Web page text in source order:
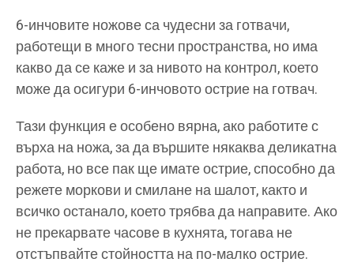
6-инчовите ножове са чудесни за готвачи,
работещи в много тесни пространства, но има
какво да се каже и за нивото на контрол, което
може да осигури 6-инчовото острие на готвач.
Тази функция е особено вярна, ако работите с
върха на ножа, за да вършите някаква деликатна
работа, но все пак ще имате острие, способно да
режете моркови и смилане на шалот, както и
всичко останало, което трябва да направите. Ако
не прекарвате часове в кухнята, тогава не
отстъпвайте стойността на по-малко острие.